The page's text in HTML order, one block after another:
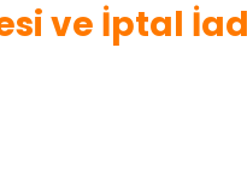
ve İptal